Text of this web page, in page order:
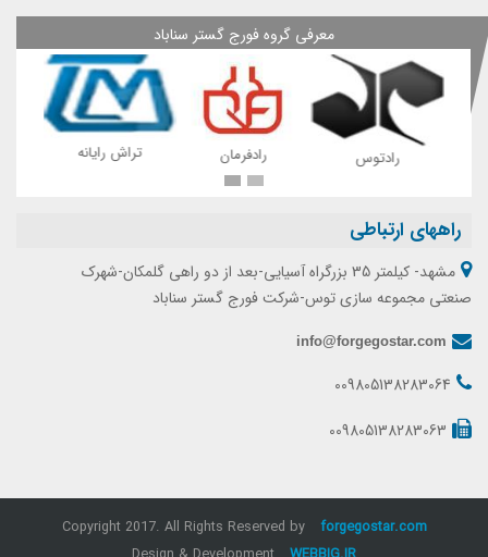
معرفی گروه فورج گستر سناباد
تراش رایانه رادفرمان رادتوس
راههای ارتباطی
مشهد- کیلمتر 35 بزرگراه آسیایی-بعد از دو راهی گلمکان-شهرک
صنعتی مجموعه سازی توس-شرکت فورج گستر سناباد
info@forgegostar.com
009805138283064
009805138283063
Copyright 2017. All Rights Reserved by
forgegostar.com